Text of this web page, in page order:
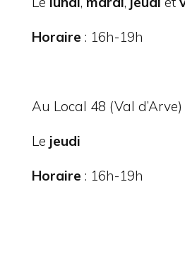
Horaire : 16h-19h
Au Local 48 (Val d’Arve)
Le jeudi
Horaire : 16h-19h